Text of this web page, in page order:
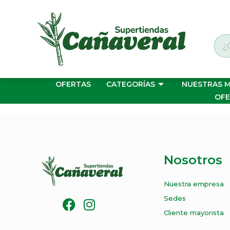
OFERTAS CATEGORÍAS
NUESTRAS
Nosotros
Nuestra empresa
Sedes
Cliente mayorista